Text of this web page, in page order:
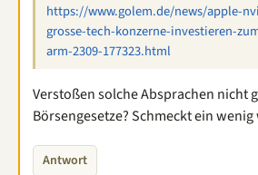
https://www.golem.de/news/apple-
grosse-tech-konzerne-investieren-
arm-2309-177323.html
Verstoßen solche Absprachen nicht
Börsengesetze? Schmeckt ein
Antwort